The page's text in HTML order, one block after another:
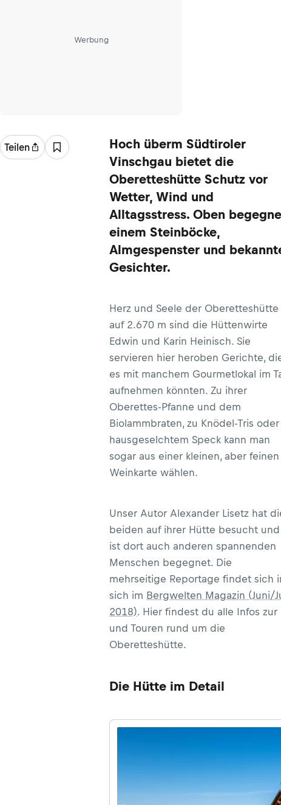
Werbung
Teilen
Hoch überm Südtiroler
Vinschgau bietet die
Oberetteshütte Schutz vor
Wetter, Wind und
Alltagsstress. Oben
einem Steinböcke,
Almgespenster und
Gesichter.
Herz und Seele der Oberetteshütte
auf 2.670 m sind die Hüttenwirte
Edwin und Karin Heinisch. Sie
servieren hier heroben Gerichte,
es mit manchem Gourmetlokal im
aufnehmen könnten. Zu ihrer
Oberettes-Pfanne und dem
Biolammbraten, zu Knödel-Tris oder
hausgeselchtem Speck kann man
sogar aus einer kleinen, aber feinen
Weinkarte wählen.
Unser Autor Alexander Lisetz hat
beiden auf ihrer Hütte besucht und
ist dort auch anderen spannenden
Menschen begegnet. Die
mehrseitige Reportage findet sich
sich im Bergwelten Magazin (Juni/
2018). Hier findest du alle Infos zur
und Touren rund um die
Oberetteshütte.
Die Hütte im Detail